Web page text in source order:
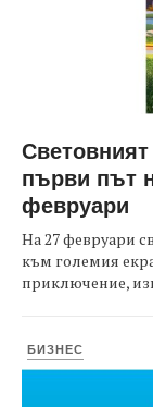
първи път
февруари
На 27 февруари
към големия
приключение,
БИЗНЕС